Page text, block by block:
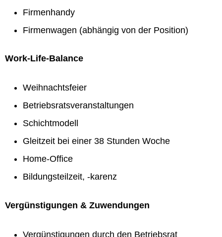
Firmenhandy
Firmenwagen (abhängig von der Position)
Work-Life-Balance
Weihnachtsfeier
Betriebsratsveranstaltungen
Schichtmodell
Gleitzeit bei einer 38 Stunden Woche
Home-Office
Bildungsteilzeit, -karenz
Vergünstigungen & Zuwendungen
Vergünstigungen durch den Betriebsrat